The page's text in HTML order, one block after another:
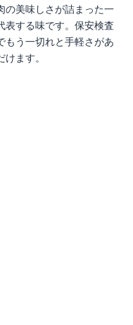
の美味しさが詰まった一
表する味です。保安検査
もう一切れと手軽さがあ
ます。